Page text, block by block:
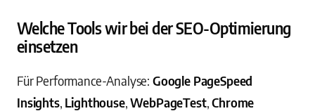
Welche Tools wir bei der SEO-Optimierung
einsetzen
Für Performance-Analyse: Google PageSpeed
Insights, Lighthouse,WebPageTest,Chrome